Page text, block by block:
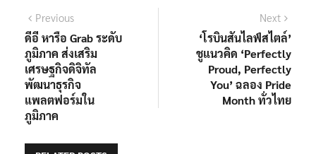
แนะแนว
เรื่อง
Previous Previous
post:
ดีอี หารือ Grab ระดับ
ภูมิภาค ส่งเสริม
เศรษฐกิจดิจิทัล
พัฒนาธุรกิจ
แพลตฟอร์มใน
ภูมิภาค
Next
post:
‘โรบินสันไลฟ์สไตล์’
ชูแนวคิด ‘Perfectly
Proud, Perfectly